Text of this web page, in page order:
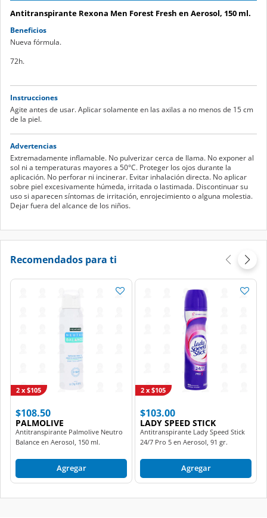
Antitranspirante Rexona Men Forest Fresh en Aerosol, 150 ml.
Beneficios
Nueva fórmula.
72h.
Instrucciones
Agite antes de usar. Aplicar solamente en las axilas a no menos de 15 cm
de la piel.
Advertencias
Extremadamente inflamable. No pulverizar cerca de llama. No exponer al
sol ni a temperaturas mayores a 50°C. Proteger los ojos durante la
aplicación. No perforar ni incinerar. Evitar inhalación directa. No aplicar
sobre piel excesivamente húmeda, irritada o lastimada. Discontinuar su
uso si aparecen síntomas de irritación, enrojecimiento o alguna molestia.
Dejar fuera del alcance de los niños.
Recomendados para ti
$108.50
PALMOLIVE
Antitranspirante Palmolive Neutro
Balance en Aerosol, 150 ml.
2 x $105
Agregar
$103.00
LADY SPEED STICK
Antitranspirante Lady Speed Stick
24/7 Pro 5 en Aerosol, 91 gr.
2 x $105
Agregar